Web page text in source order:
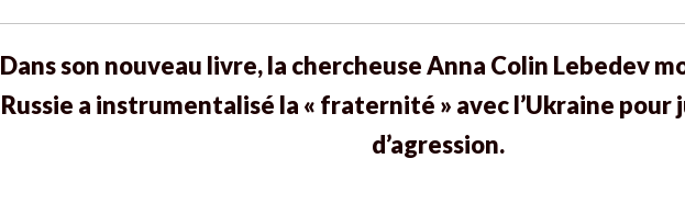
Dans son nouveau livre, la chercheuse Anna Colin Lebedev
Russie a instrumentalisé la « fraternité » avec l’Ukraine
d’agression.